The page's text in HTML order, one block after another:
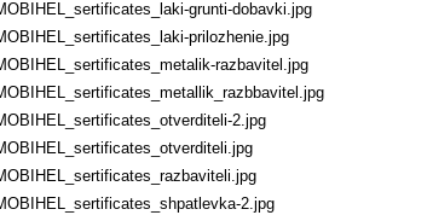
grunti-dobavki.jpg
prilozhenie.jpg
razbavitel.jpg
2.jpg
2.jpg